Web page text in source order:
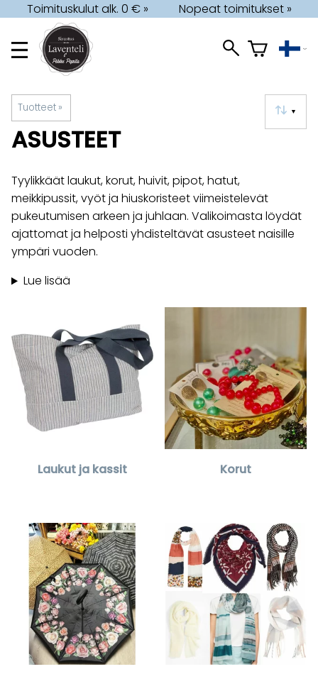
Toimituskulut alk. 0 € » Nopeat toimitukset »
Tuotteet ‪» ▼
ASUSTEET
Tyylikkäät laukut, korut, huivit, pipot, hatut,
meikkipussit, vyöt ja hiuskoristeet viimeistelevät
pukeutumisen arkeen ja juhlaan. Valikoimasta löydät
ajattomat ja helposti yhdisteltävät asusteet naisille
ympäri vuoden.
Lue lisää
Laukut ja kassit Korut